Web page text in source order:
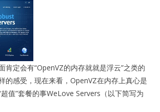
肯定会有“OpenVZ的内存就就是浮云”之类的
的感受，现在来看，OpenVZ在内存上真心是
值”套餐的事WeLove Servers（以下简写为